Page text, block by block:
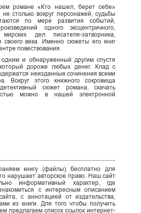
романе «Кто нашел, берет себе»
столько вокруг персонажей, судьбы
по мере развития событий,
одного эксцентричного,
дел писателя-затворника,
своего века. Именно сюжеты его книг
повествования.
и обнаруженный другим спустя
дороже любых денег. Клад с
неизданные сочинения всеми
Вокруг этого книжного сокровища
детективный сюжет романа, скачать
можно в нашей электронной
книгу (файлы) бесплатно для
нарушает авторское право. Наш сайт
информативный характер, где
с интересным описанием
с аннотацией от издательства,
из книги. Для того чтобы получить
предлагаем список ссылок интернет-